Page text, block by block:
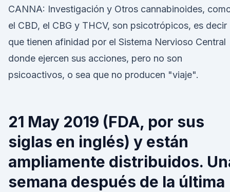
CANNA: Investigación y Otros cannabinoides,
el CBD, el CBG y THCV, son psicotrópicos, es decir
que tienen afinidad por el Sistema Nervioso Central
donde ejercen sus acciones, pero no son
psicoactivos, o sea que no producen "viaje".
21 May 2019 (FDA, por sus
siglas en inglés) y están
ampliamente distribuidos.
semana después de la última